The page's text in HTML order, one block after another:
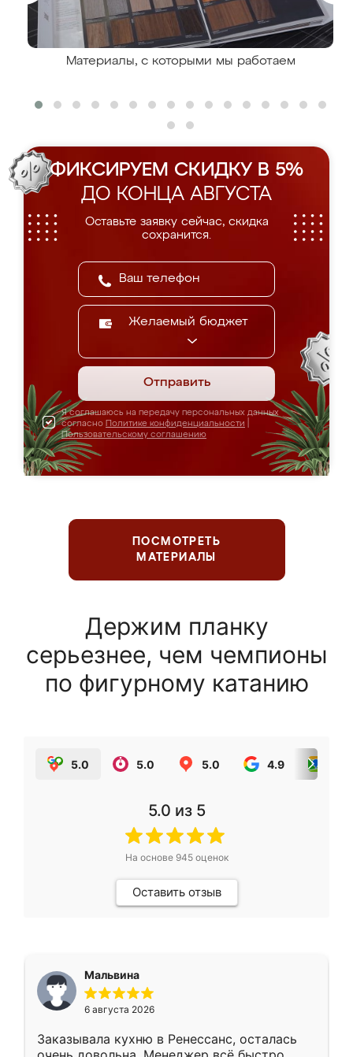
Материалы, с которыми мы работаем
ФИКСИРУЕМ СКИДКУ В 5%
ДО КОНЦА АВГУСТА
Оставьте заявку сейчас, скидка
сохранится.
Желаемый бюджет
Отправить
Я соглашаюсь на передачу персональных данных
согласно Политике конфиденциальности
Пользовательскому соглашению
ПОСМОТРЕТЬ
МАТЕРИАЛЫ
Держим планку
серьезнее, чем чемпионы
по фигурному катанию
5.0 5.0 5.0 4.9
5.0 из 5
На основе 945оценок
Оставить отзыв
Мальвина
6 августа 2026
Заказывала кухню в Ренессанс, осталась